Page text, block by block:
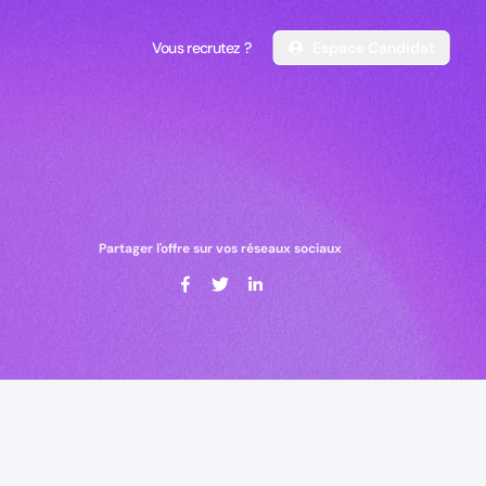
Vous recrutez ?
Vous recrutez ?
Partager l'offre sur vos réseaux sociaux